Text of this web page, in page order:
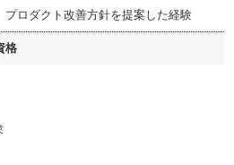
ロダクト改善方針を提案した経験
格